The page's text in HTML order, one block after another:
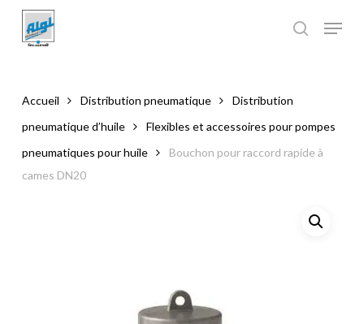
main
Accueil Distribution pneumatique
Distribution
pneumatique d’huile
Flexibles et accessoires pour pompes
pneumatiques pour huile
Bouchon pour raccord rapide à
cames DN20